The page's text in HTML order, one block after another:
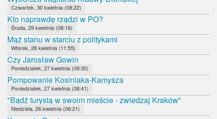
Czwartek, 30 kwietnia (08:22)
Kto naprawdę rządzi w PO?
Środa, 29 kwietnia (08:16)
Mąż stanu w starciu z politykami
Wtorek, 28 kwietnia (11:55)
Czy Jarosław Gowin
Poniedziałek, 27 kwietnia (09:30)
Pompowanie Kosiniaka-Kamysza
Poniedziałek, 27 kwietnia (08:41)
"Bądź turystą w swoim mieście - zwiedzaj Kraków"
Niedziela, 26 kwietnia (06:21)